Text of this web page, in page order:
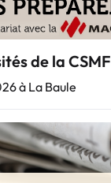
de la CSMF
à La Baule